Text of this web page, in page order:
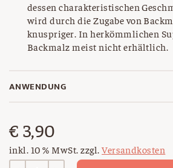
€ 3,90
inkl. 10 % MwSt. zzgl.Versandkosten
Backmalz
dessen charakteristischen
wird durch die Zugabe von
knuspriger. In herkömmlichen
Backmalz meist nicht erhältlich.
ANWENDUNG